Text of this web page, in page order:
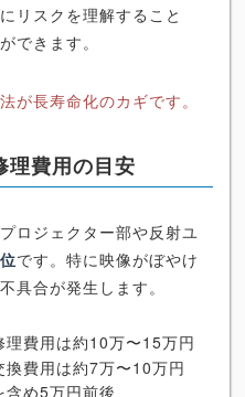
リスクを理解すること
できます。
が長寿命化のカギです。
理費用の目安
ロジェクター部や反射ユ
です。特に映像がぼやけ
具合が発生します。
費用は約10万〜15万円
費用は約7万〜10万円
含め5万円前後